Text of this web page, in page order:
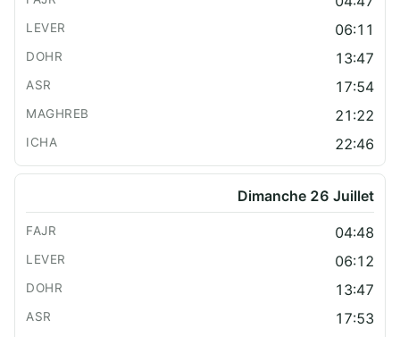
06:11
13:47
17:54
21:22
22:46
Dimanche 26 Juillet
04:48
06:12
13:47
17:53